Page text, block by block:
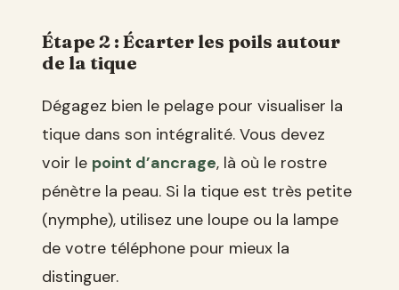
Étape 2 : Écarter les poils autour
de la tique
Dégagez bien le pelage pour visualiser la
tique dans son intégralité. Vous devez
voir le point d’ancrage, là où le rostre
pénètre la peau. Si la tique est très petite
(nymphe), utilisez une loupe ou la lampe
de votre téléphone pour mieux la
distinguer.